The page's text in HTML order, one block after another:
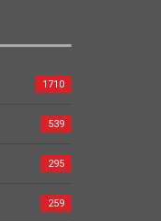
1710
539
295
259